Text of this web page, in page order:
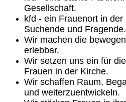
Gesellschaft.
kfd - ein Frauenort in
Suchende und Fragende.
Wir machen die
erlebbar.
Wir setzen uns ein für
Frauen in der Kirche.
Wir schaffen Raum,
und weiterzuentwickeln.